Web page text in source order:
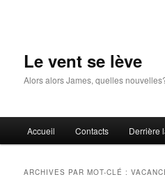
Le vent se lève
Alors alors James, quelles
principal
Accueil Contacts Derrière
ARCHIVES PAR MOT-CLÉ :